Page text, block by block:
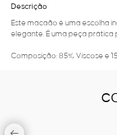
Descrição
Este macaão é uma escolha
elegante. É uma peça prática
Composição: 85% Viscose e